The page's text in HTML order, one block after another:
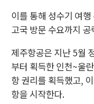
이를 통해 성수기 여
고국 방문 수요까지
제주항공은 지난 5월
부터 획득한 인천~울
항 권리를 획득했고,
항을 시작한다.